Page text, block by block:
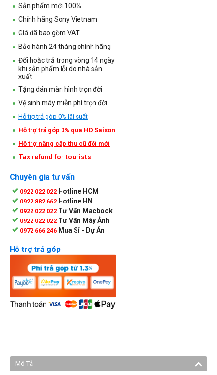
Sản phẩm mới 100%
Chính hãng Sony Vietnam
Giá đã bao gồm VAT
Bảo hành 24 tháng chính hãng
Đổi hoặc trả trong vòng 14 ngày
khi sản phẩm lỗi do nhà sản
xuất
Tặng dán màn hình trọn đời
Vệ sinh máy miễn phí trọn đời
Hỗ trợ trả góp 0% lãi suất
Hỗ trợ trả góp 0% qua HD Saison
Hỗ trợ nâng cấp thu cũ đổi mới
Tax refund for tourists
Chuyên gia tư vấn
0922 022 022 Hotline HCM
0922 882 662 Hotline HN
0922 022 022 Tư Vấn Macbook
0922 022 022 Tư Vấn Máy Ảnh
0972 666 246 Mua Sỉ - Dự Án
Hỗ trợ trả góp
Mô Tả